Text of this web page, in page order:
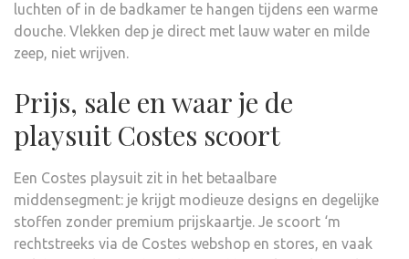
luchten of in de badkamer te hangen tijdens een warme
douche. Vlekken dep je direct met lauw water en milde
zeep, niet wrijven.
Prijs, sale en waar je de
playsuit Costes scoort
Een Costes playsuit zit in het betaalbare
middensegment: je krijgt modieuze designs en degelijke
stoffen zonder premium prijskaartje. Je scoort ‘m
rechtstreeks via de Costes webshop en stores, en vaak